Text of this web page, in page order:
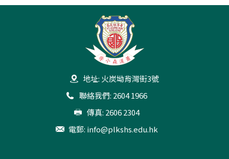
地址: 火炭坳背灣街3號
聯絡我們: 2604 1966
傳真: 2606 2304
電郵: info@plkshs.edu.hk